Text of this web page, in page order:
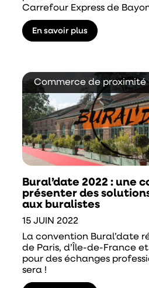
Carrefour Express de
En savoir plus
Commerce de proximité
Bural’date 2022 : une
présenter des
aux buralistes
15 JUIN 2022
La convention Bural’date
de Paris, d’Île-de-France
pour des échanges
sera !